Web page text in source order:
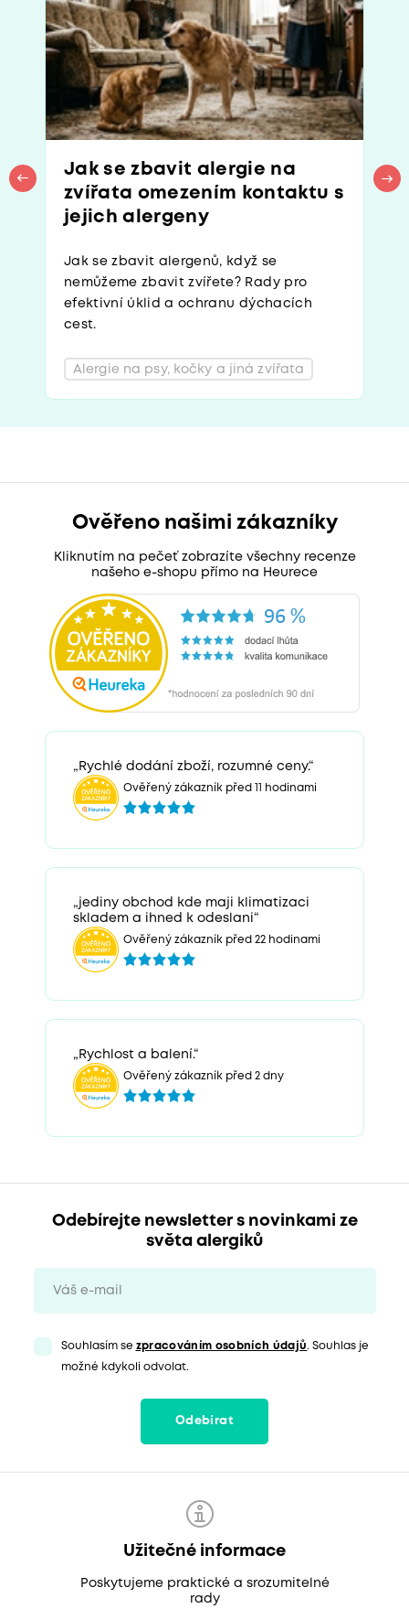
Jak se zbavit alergie na
zvířata omezením kontaktu s
jejich alergeny
Jak se zbavit alergenů, když se
nemůžeme zbavit zvířete? Rady pro
efektivní úklid a ochranu dýchacích
cest.
Alergie na psy, kočky a jiná zvířata
Ověřeno našimi zákazníky
Kliknutím na pečeť zobrazíte všechny recenze
našeho e-shopu přímo na Heurece
„Rychlé dodání zboží, rozumné ceny.“
Ověřený zákazník před 11 hodinami
„jediny obchod kde maji klimatizaci
skladem a ihned k odeslani“
Ověřený zákazník před 22 hodinami
„Rychlost a balení.“
Ověřený zákazník před 2 dny
Odebírejte newsletter s novinkami ze
světa alergiků
Souhlasím se zpracováním osobních údajů. Souhlas je
možné kdykoli odvolat.
Odebírat
Užitečné informace
Poskytujeme praktické a srozumitelné
rady